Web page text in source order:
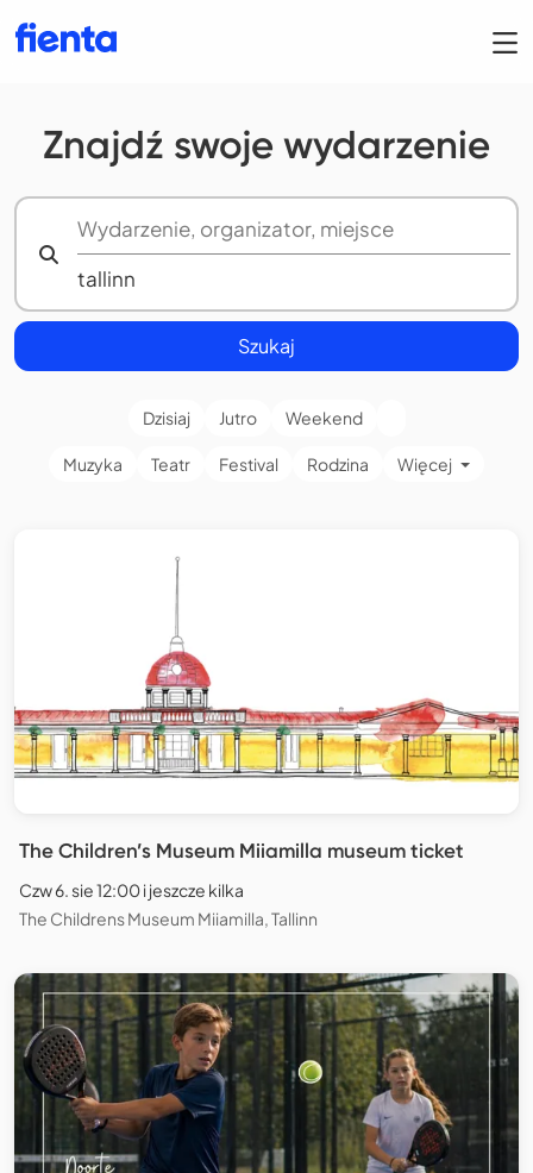
Znajdź swoje wydarzenie
Szukaj
Dzisiaj Jutro Weekend
Muzyka Teatr Festival Rodzina Więcej
The Children’s Museum Miiamilla museum ticket
Czw 6. sie 12:00 i jeszcze kilka
The Childrens Museum Miiamilla, Tallinn